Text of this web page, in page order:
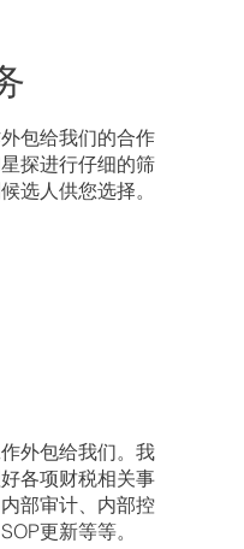
包给我们的合作
探进行仔细的筛
选人供您选择。
外包给我们。我
各项财税相关事
部审计、内部控
更新等等。